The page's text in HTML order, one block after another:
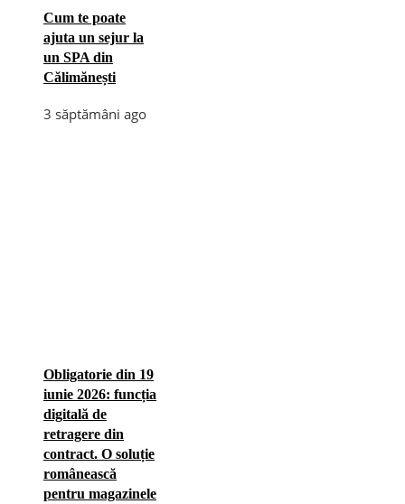
Cum te poate
ajuta un sejur la
un SPA din
Călimănești
3 săptămâni ago
Obligatorie din 19
iunie 2026: funcția
digitală de
retragere din
contract. O soluție
românească
pentru magazinele